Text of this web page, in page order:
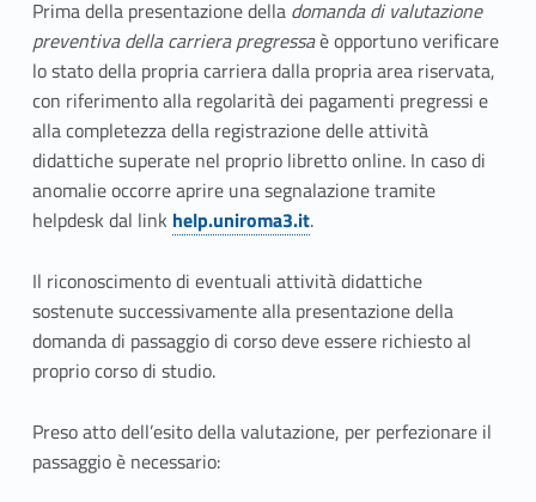
A
r
t
.
4
–
P
a
s
s
Prima della presentazione della domanda di valutazione
preventiva della carriera pregressaè opportuno verificare
lo stato della propria carriera dalla propria area riservata,
con riferimento alla regolarità dei pagamenti pregressi e
alla completezza della registrazione delle attività
didattiche superate nel proprio libretto online. In caso di
anomalie occorre aprire una segnalazione tramite
helpdesk dal link help.uniroma3.it.
Il riconoscimento di eventuali attività didattiche
sostenute successivamente alla presentazione della
domanda di passaggio di corso deve essere richiesto al
proprio corso di studio.
Preso atto dell’esito della valutazione, per perfezionare il
passaggio è necessario: